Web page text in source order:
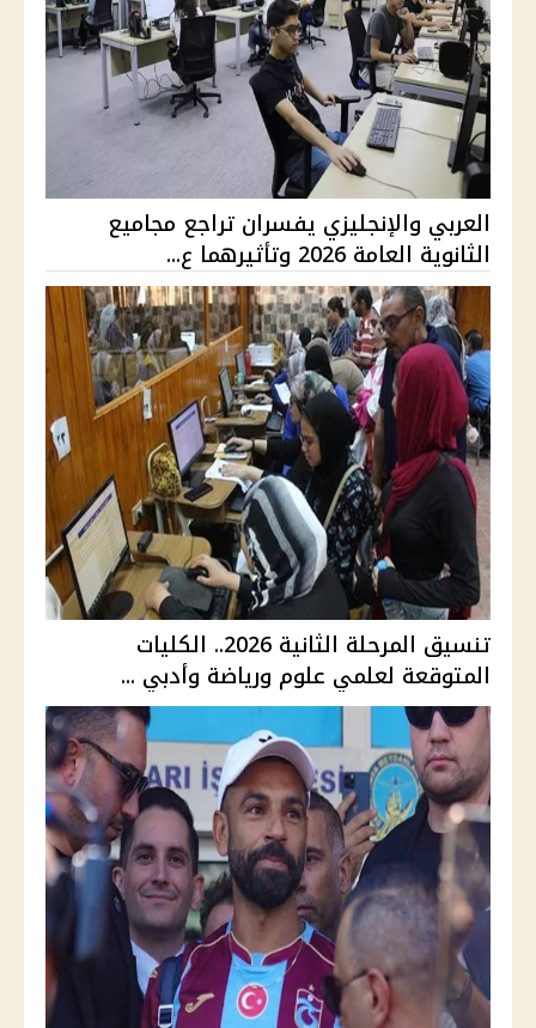
العربي والإنجليزي يفسران تراجع مجاميع
الثانوية العامة 2026 وتأثيرهما ع...
تنسيق المرحلة الثانية 2026.. الكليات
المتوقعة لعلمي علوم ورياضة وأدبي ...